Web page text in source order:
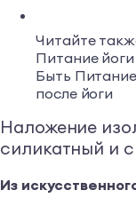
Читайте
Питание
Быть
после йоги
Наложение
силикатный и
Из